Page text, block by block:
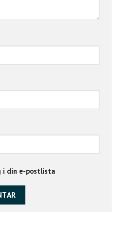
i din e-postlista